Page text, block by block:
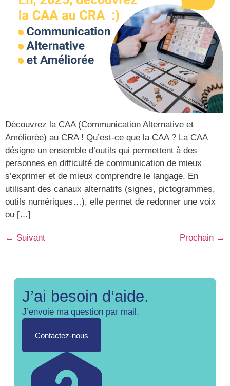
Découvrez la CAA (Communication Alternative et
Améliorée) au CRA ! Qu’est-ce que la CAA ? La CAA
désigne un ensemble d’outils qui permettent à des
personnes en difficulté de communication de mieux
s’exprimer et de mieux comprendre le langage. En
utilisant des canaux alternatifs (signes, pictogrammes,
outils numériques…), elle permet de redonner une voix
ou […]
← Suivant Prochain →
J’ai besoin d’aide.
J’envoie ma question par mail.
Contactez-nous